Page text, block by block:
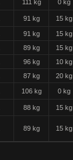
111 kg 0 kg
91 kg 15 kg
91 kg 15 kg
89 kg 15 kg
96 kg 10 kg
87 kg 20 kg
106 kg 0 kg
88 kg 15 kg
89 kg 15 kg